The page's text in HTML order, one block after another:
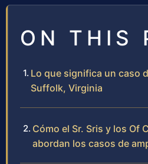
ON THIS
Lo que significa un caso
Suffolk, Virginia
Cómo el Sr. Sris y los Of
abordan los casos de